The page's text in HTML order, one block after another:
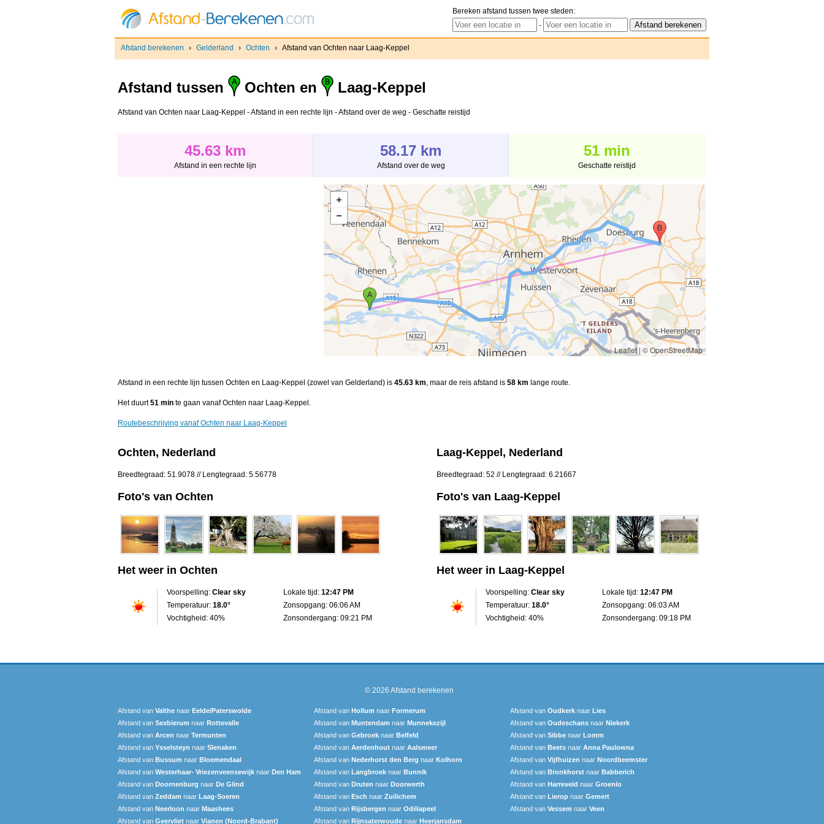
Bereken afstand tussen twee steden:
-
Afstand berekenen › Gelderland › Ochten › Afstand van Ochten naar Laag-Keppel
Afstand tussen Ochten en Laag-Keppel
Afstand van Ochten naar Laag-Keppel - Afstand in een rechte lijn - Afstand over de weg - Geschatte reistijd
45.63 km
Afstand in een rechte lijn
58.17 km
Afstand over de weg
51 min
Geschatte reistijd
Leaflet| © OpenStreetMap
Afstand in een rechte lijn tussen Ochten en Laag-Keppel (zowel van Gelderland) is 45.63 km, maar de reis afstand is 58 km lange route.
Het duurt51 min te gaan vanaf Ochten naar Laag-Keppel.
Routebeschrijving vanaf Ochten naar Laag-Keppel
Ochten, Nederland
Breedtegraad: 51.9078 // Lengtegraad: 5.56778
Foto's van Ochten
Het weer in Ochten
Voorspelling: Clear sky
Temperatuur: 18.0°
Vochtigheid: 40%
Lokale tijd: 12:47 PM
Zonsopgang: 06:06 AM
Zonsondergang: 09:21 PM
Laag-Keppel, Nederland
Breedtegraad: 52 // Lengtegraad: 6.21667
Foto's van Laag-Keppel
Het weer in Laag-Keppel
Voorspelling: Clear sky
Temperatuur: 18.0°
Vochtigheid: 40%
Lokale tijd: 12:47 PM
Zonsopgang: 06:03 AM
Zonsondergang: 09:18 PM
© 2026 Afstand berekenen
Afstand van Valthe naar Eelde/Paterswolde Afstand van Hollum naar Formerum Afstand van Oudkerk naar Lies
Afstand van Sexbierum‎ naar Rottevalle Afstand van Muntendam naar Munnekezijl Afstand van Oudeschans naar Niekerk
Afstand van Arcen naar Termunten Afstand van Gebroek naar Belfeld Afstand van Sibbe naar Lomm
Afstand van Ysselsteyn naar Slenaken Afstand van Aerdenhout naar Aalsmeer Afstand van Beets naar Anna Paulowna
Afstand van Bussum naar Bloemendaal Afstand van Nederhorst den Berg naar Kolhorn Afstand van Vijfhuizen naar Noordbeemster
Afstand van Westerhaar- Vriezenveensewijk naar Den Ham Afstand van Langbroek naar Bunnik Afstand van Bronkhorst naar Babberich
Afstand van Doornenburg naar De Glind Afstand van Druten naar Doorwerth Afstand van Harreveld naar Groenlo
Afstand van Zeddam naar Laag-Soeren Afstand van Esch naar Zuilichem Afstand van Lierop naar Gemert
Afstand van Neerloon naar Maashees Afstand van Rijsbergen naar Odiliapeel Afstand van Vessem naar Veen
Afstand van Geervliet naar Vianen (Noord-Brabant) Afstand van Rijnsaterwoude naar Heerjansdam